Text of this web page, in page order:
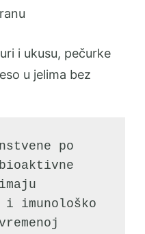
i ukusu, pečurke
u jelima bez
po
imunološko